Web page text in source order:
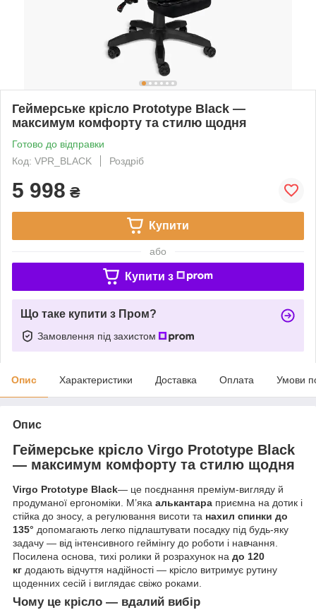
Геймерське крісло Prototype Black —
максимум комфорту та стилю щодня
Готово до відправки
Код: VPR_BLACK
Роздріб
5 998 ₴
Купити
або
Купити з
Що таке купити з Пром?
Замовлення під захистом
Опис Характеристики Доставка Оплата Умови
Опис
Геймерське крісло Virgo Prototype Black
— максимум комфорту та стилю щодня
Virgo Prototype Black— це поєднання преміум-вигляду й
продуманої ергономіки. М’яка алькантара приємна на дотик і
стійка до зносу, а регулювання висоти та нахил спинки до
135° допомагають легко підлаштувати посадку під будь-яку
задачу — від інтенсивного геймінгу до роботи і навчання.
Посилена основа, тихі ролики й розрахунок на до 120
кг додають відчуття надійності — крісло витримує рутину
щоденних сесій і виглядає свіжо роками.
Чому це крісло — вдалий вибір